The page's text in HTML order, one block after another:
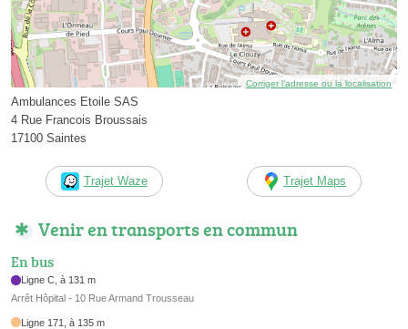
Corriger l’adresse ou la localisation
Ambulances Etoile SAS
4 Rue Francois Broussais
17100 Saintes
Trajet Waze Trajet Maps
Venir en transports en commun
En bus
Ligne C, à 131 m
Arrêt Hôpital - 10 Rue Armand Trousseau
Ligne 171, à 135 m